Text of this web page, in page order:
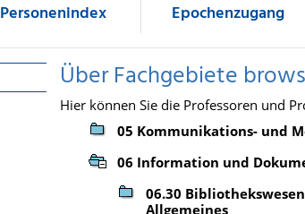
Personenindex Epochenzugang
Über Fachgebiete
Hier können Sie die Professoren und
05 Kommunikations- und
06 Information und
06.30
Allgemeines